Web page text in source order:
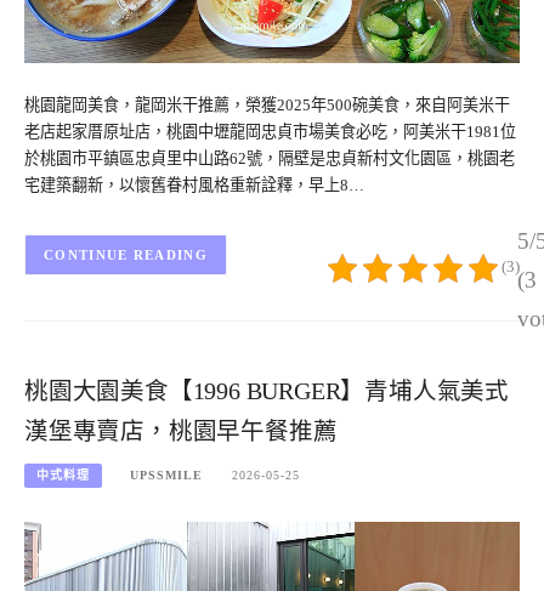
桃園龍岡美食，龍岡米干推薦，榮獲2025年500碗美食，來自阿美米干
老店起家厝原址店，桃園中壢龍岡忠貞市場美食必吃，阿美米干1981位
於桃園市平鎮區忠貞里中山路62號，隔壁是忠貞新村文化園區，桃園老
宅建築翻新，以懷舊眷村風格重新詮釋，早上8…
5/
(3
(3)
CONTINUE READING
桃園大園美食【1996 BURGER】青埔人氣美式
漢堡專賣店，桃園早午餐推薦
中式料理 UPSSMILE 2026-05-25